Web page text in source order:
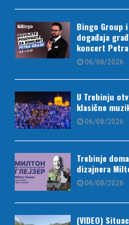
Bingo Group
događaja
koncert Petra
06/08/2026
U Trebinju
klasične
06/08/2026
Trebinje
dizajnera
06/08/2026
(VIDEO)